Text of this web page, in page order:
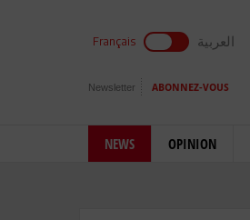
Français العربية
Newsletter ABONNEZ-VOUS
NEWS OPINION